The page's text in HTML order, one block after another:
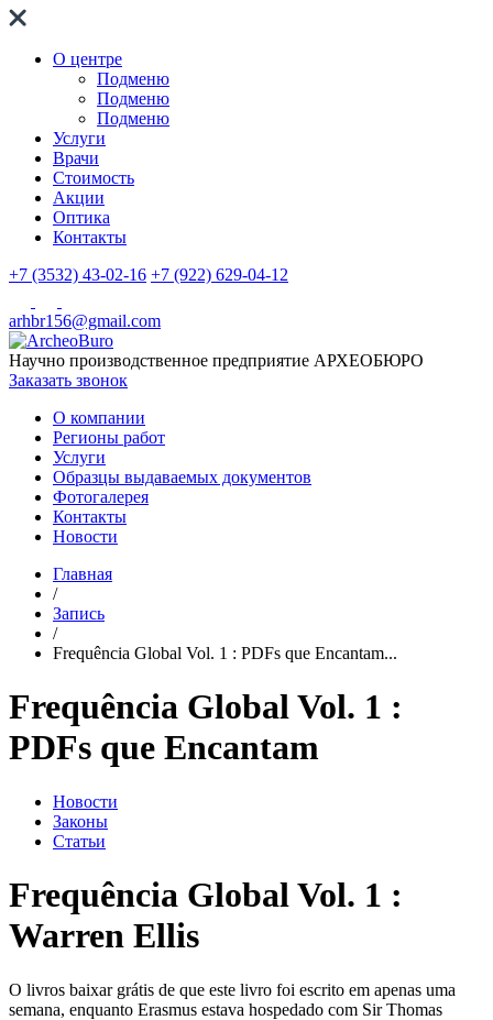
О центре
Подменю
Подменю
Подменю
Услуги
Врачи
Стоимость
Акции
Оптика
Контакты
+7 (3532) 43-02-16 +7 (922) 629-04-12
arhbr156@gmail.com
Научно производственное предприятие АРХЕОБЮРО
Заказать звонок
О компании
Регионы работ
Услуги
Образцы выдаваемых документов
Фотогалерея
Контакты
Новости
Главная
/
Запись
/
Frequência Global Vol. 1 : PDFs que Encantam...
Frequência Global Vol. 1 :
PDFs que Encantam
Новости
Законы
Статьи
Frequência Global Vol. 1 :
Warren Ellis
O livros baixar grátis de que este livro foi escrito em apenas uma
semana, enquanto Erasmus estava hospedado com Sir Thomas